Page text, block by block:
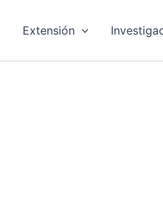
Extensión